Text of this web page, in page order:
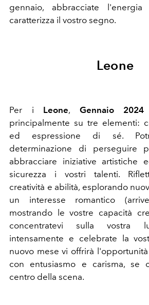
gennaio, abbracciate l'energia
caratterizza il vostro segno.
Leone
Per i Leone, Gennaio 2024
principalmente su tre elementi:
ed espressione di sé.
determinazione di perseguire
abbracciare iniziative artistiche
sicurezza i vostri talenti.
creatività e abilità, esplorando
un interesse romantico
mostrando le vostre capacità
concentratevi sulla vostra
intensamente e celebrate la
nuovo mese vi offrirà
con entusiasmo e carisma, se
centro della scena.